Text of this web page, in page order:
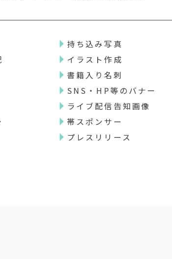
持ち込み写真
イラスト作成
書籍入り名刺
SNS・HP等のバナー
ライブ配信告知画像
帯スポンサー
プレスリリース